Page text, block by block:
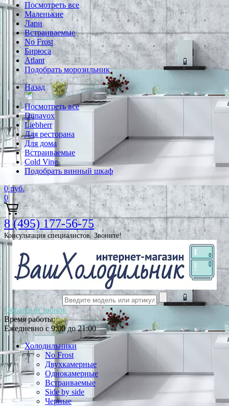
Посмотреть все
Маленькие
Лари
Встраиваемые
No Frost
Бирюса
Atlant
Подобрать морозильник
Назад
Посмотреть все
Dunavox
Liebherr
Для ресторана
Для дома
Встраиваемые
Cold Vine
Подобрать винный шкаф
0 руб.
0
8 (495) 177-56-75
Консультация специалистов. Звоните!
Обратный звонок
Время работы:
Ежедневно с 9:00 до 21:00
Холодильники
No Frost
Двухкамерные
Однокамерные
Встраиваемые
Side by side
Черные